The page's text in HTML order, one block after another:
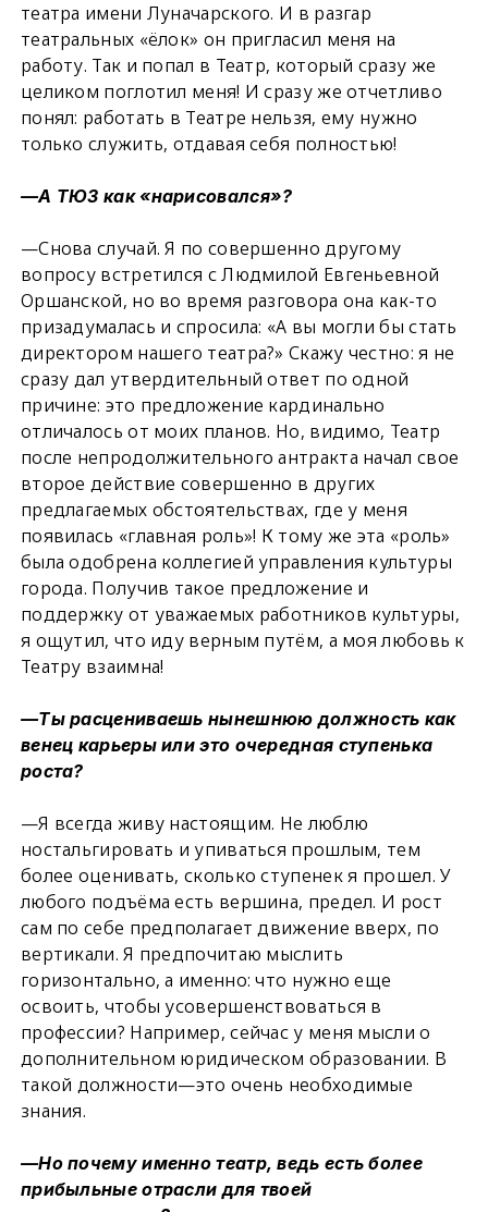
театра имени Луначарского. И в разгар
театральных «ёлок» он пригласил меня на
работу. Так и попал в Театр, который сразу же
целиком поглотил меня! И сразу же отчетливо
понял: работать в Театре нельзя, ему нужно
только служить, отдавая себя полностью!
—А ТЮЗ как «нарисовался»?
—Снова случай. Я по совершенно другому
вопросу встретился с Людмилой Евгеньевной
Оршанской, но во время разговора она как-то
призадумалась и спросила: «А вы могли бы стать
директором нашего театра?» Скажу честно: я не
сразу дал утвердительный ответ по одной
причине: это предложение кардинально
отличалось от моих планов. Но, видимо, Театр
после непродолжительного антракта начал свое
второе действие совершенно в других
предлагаемых обстоятельствах, где у меня
появилась «главная роль»! К тому же эта «роль»
была одобрена коллегией управления культуры
города. Получив такое предложение и
поддержку от уважаемых работников культуры,
я ощутил, что иду верным путём, а моя любовь к
Театру взаимна!
—Ты расцениваешь нынешнюю должность как
венец карьеры или это очередная ступенька
роста?
—Я всегда живу настоящим. Не люблю
ностальгировать и упиваться прошлым, тем
более оценивать, сколько ступенек я прошел. У
любого подъёма есть вершина, предел. И рост
сам по себе предполагает движение вверх, по
вертикали. Я предпочитаю мыслить
горизонтально, а именно: что нужно еще
освоить, чтобы усовершенствоваться в
профессии? Например, сейчас у меня мысли о
дополнительном юридическом образовании. В
такой должности—это очень необходимые
знания.
—Но почему именно театр, ведь есть более
прибыльные отрасли для твоей